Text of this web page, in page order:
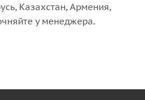
Казахстан, Армения,
у менеджера.